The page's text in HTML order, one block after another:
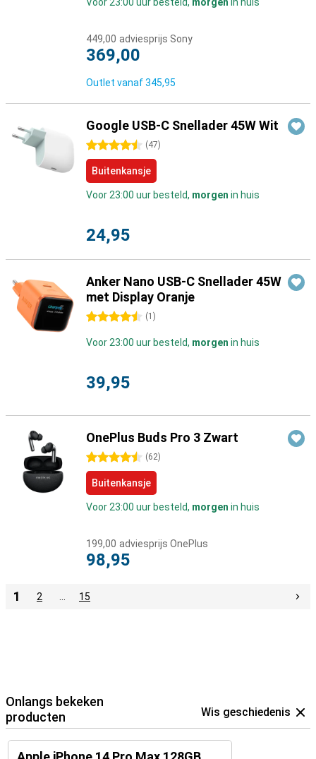
449,00 adviesprijs Sony
369,00
Outlet vanaf345,95
Google USB-C Snellader 45W Wit
4.5 sterren (47)
Buitenkansje
Voor 23:00 uur besteld, morgen in huis
24,95
Anker Nano USB-C Snellader 45W
met Display Oranje
4.5 sterren (1 )
Voor 23:00 uur besteld, morgen in huis
39,95
OnePlus Buds Pro 3 Zwart
4.5 sterren (62)
Buitenkansje
Voor 23:00 uur besteld, morgen in huis
199,00 adviesprijs OnePlus
98,95
1 2 15
Onlangs bekeken
producten
Wis geschiedenis